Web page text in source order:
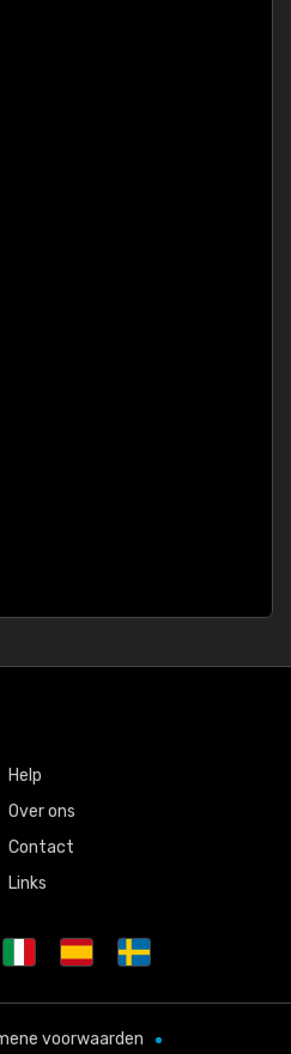
Help
Over ons
Contact
Links
voorwaarden